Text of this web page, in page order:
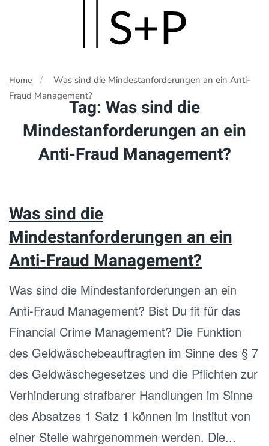
main
content
Home
Was sind die Mindestanforderungen an ein Anti-
Fraud Management?
Tag: Was sind die
Mindestanforderungen an ein
Anti-Fraud Management?
Was sind die
Mindestanforderungen an ein
Anti-Fraud Management?
Was sind die Mindestanforderungen an ein
Anti-Fraud Management? Bist Du fit für das
Financial Crime Management? Die Funktion
des Geldwäschebeauftragten im Sinne des § 7
des Geldwäschegesetzes und die Pflichten zur
Verhinderung strafbarer Handlungen im Sinne
des Absatzes 1 Satz 1 können im Institut von
einer Stelle wahrgenommen werden. Die...